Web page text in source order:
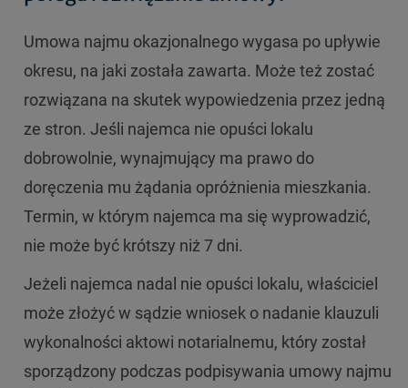
Umowa najmu okazjonalnego wygasa po upływie
okresu, na jaki została zawarta. Może też zostać
rozwiązana na skutek wypowiedzenia przez jedną
ze stron. Jeśli najemca nie opuści lokalu
dobrowolnie, wynajmujący ma prawo do
doręczenia mu żądania opróżnienia mieszkania.
Termin, w którym najemca ma się wyprowadzić,
nie może być krótszy niż 7 dni.
Jeżeli najemca nadal nie opuści lokalu, właściciel
może złożyć w sądzie wniosek o nadanie klauzuli
wykonalności aktowi notarialnemu, który został
sporządzony podczas podpisywania umowy najmu